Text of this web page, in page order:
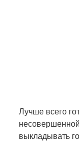
Лучше всего
выкладывать